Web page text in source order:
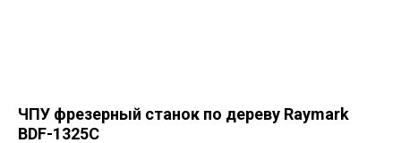
ЧПУ фрезерный станок по дереву Raymark
BDF-1325C